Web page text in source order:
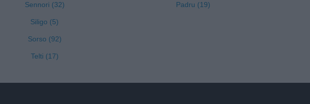
Sennori (32)
Siligo (5)
Sorso (92)
Telti (17)
Padru (19)